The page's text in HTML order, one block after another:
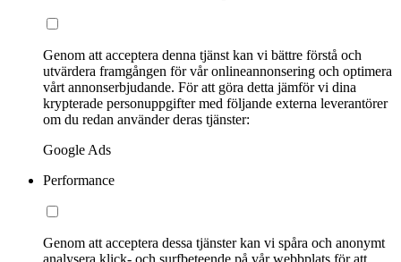
Genom att acceptera denna tjänst kan vi bättre förstå och
utvärdera framgången för vår onlineannonsering och optimera
vårt annonserbjudande. För att göra detta jämför vi dina
krypterade personuppgifter med följande externa leverantörer
om du redan använder deras tjänster:
Google Ads
Performance
Genom att acceptera dessa tjänster kan vi spåra och anonymt
analysera klick- och surfbeteende på vår webbplats för att